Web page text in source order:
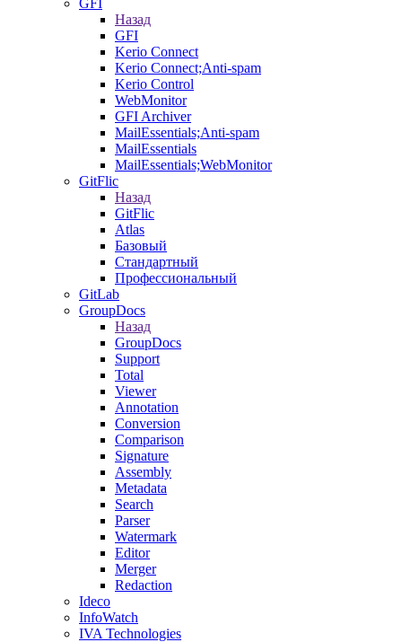
GFI
Назад
GFI
Kerio Connect
Kerio Connect;Anti-spam
Kerio Control
WebMonitor
GFI Archiver
MailEssentials;Anti-spam
MailEssentials
MailEssentials;WebMonitor
GitFlic
Назад
GitFlic
Atlas
Базовый
Стандартный
Профессиональный
GitLab
GroupDocs
Назад
GroupDocs
Support
Total
Viewer
Annotation
Conversion
Comparison
Signature
Assembly
Metadata
Search
Parser
Watermark
Editor
Merger
Redaction
Ideco
InfoWatch
IVA Technologies